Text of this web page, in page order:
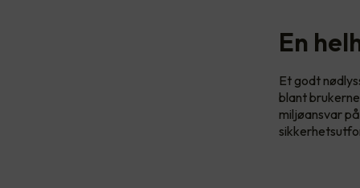
En
Et godt
blant
miljøansvar